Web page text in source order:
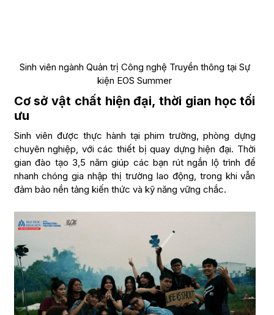
Sinh viên ngành Quản trị Công nghệ Truyền thông tại Sự
kiện EOS Summer
Cơ sở vật chất hiện đại, thời gian học tối
ưu
Sinh viên được thực hành tại phim trường, phòng dựng
chuyên nghiệp, với các thiết bị quay dựng hiện đại. Thời
gian đào tạo 3,5 năm giúp các bạn rút ngắn lộ trình để
nhanh chóng gia nhập thị trường lao động, trong khi vẫn
đảm bảo nền tảng kiến thức và kỹ năng vững chắc.